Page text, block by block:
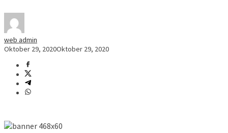
web admin
Oktober 29, 2020Oktober 29, 2020